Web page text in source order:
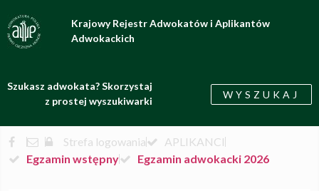
Krajowy Rejestr Adwokatów i Aplikantów
Adwokackich
Szukasz adwokata? Skorzystaj
z prostej wyszukiwarki
WYSZUKAJ
Strefa logowania
APLIKANCI
Egzamin wstępny
Egzamin adwokacki 2026